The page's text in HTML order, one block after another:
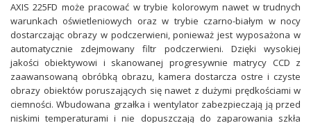
AXIS 225FD może pracować w trybie kolorowym nawet w trudnych
warunkach oświetleniowych oraz w trybie czarno-białym w nocy
dostarczając obrazy w podczerwieni, ponieważ jest wyposażona w
automatycznie zdejmowany filtr podczerwieni. Dzięki wysokiej
jakości obiektywowi i skanowanej progresywnie matrycy CCD z
zaawansowaną obróbką obrazu, kamera dostarcza ostre i czyste
obrazy obiektów poruszających się nawet z dużymi prędkościami w
ciemności. Wbudowana grzałka i wentylator zabezpieczają ją przed
niskimi temperaturami i nie dopuszczają do zaparowania szkła